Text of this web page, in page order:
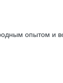
опытом и